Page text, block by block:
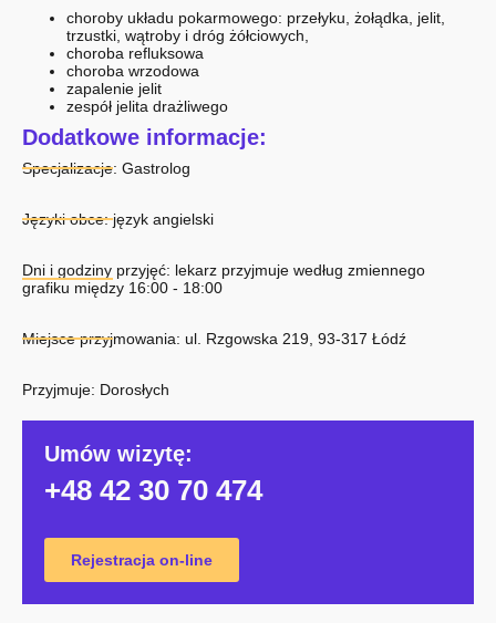
choroby układu pokarmowego: przełyku, żołądka, jelit,
trzustki, wątroby i dróg żółciowych,
choroba refluksowa
choroba wrzodowa
zapalenie jelit
zespół jelita drażliwego
Dodatkowe informacje:
Specjalizacje: Gastrolog
Języki obce: język angielski
Dni i godziny przyjęć: lekarz przyjmuje według zmiennego
grafiku między 16:00 - 18:00
Miejsce przyjmowania: ul. Rzgowska 219, 93-317 Łódź
Przyjmuje: Dorosłych
Umów wizytę:
+48 42 30 70 474
Rejestracja on-line